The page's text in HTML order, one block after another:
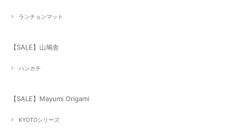
ランチョンマット
【SALE】山鳩舎
ハンカチ
【SALE】Mayumi Origami
KYOTOシリーズ